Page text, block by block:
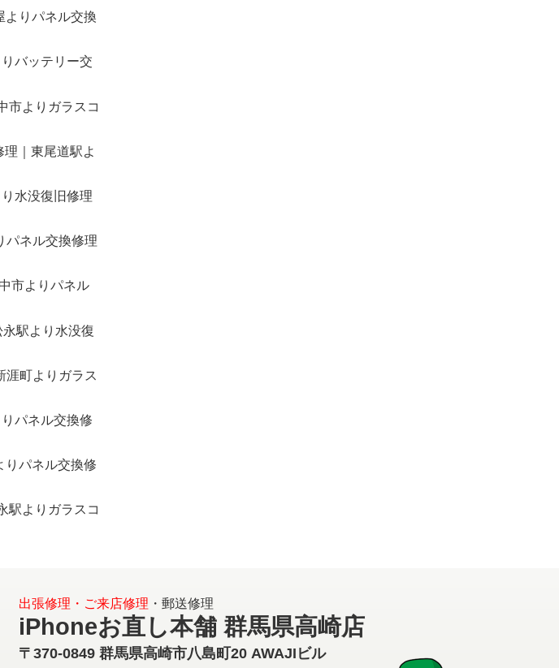
よりパネル交換
バッテリー交
市よりガラスコ
｜東尾道駅よ
水没復旧修理
パネル交換修理
市よりパネル
駅より水没復
涯町よりガラス
パネル交換修
りパネル交換修
駅よりガラスコ
出張修理・ご来店修理 ・郵送修理
iPhoneお直し本舗 群馬県高崎店
〒370-0849 群馬県高崎市八島町20 AWAJIビル